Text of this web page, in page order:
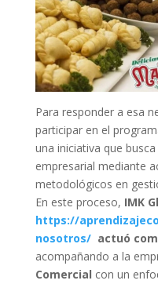
Para responder a esa
participar en el
una iniciativa que
empresarial mediante
metodológicos en
En este proceso, IMK
https://
nosotros/actuó
acompañando a la
Comercial con un